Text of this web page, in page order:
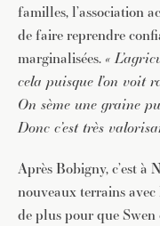
familles, l’association
de faire reprendre
marginalisées. «
cela puisque l’on voit
On sème une graine
Donc c’est très
Après Bobigny, c’est à
nouveaux terrains
de plus pour que